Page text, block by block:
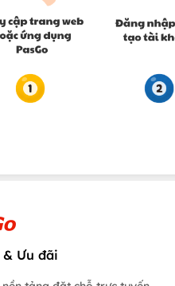
Ưu đãi